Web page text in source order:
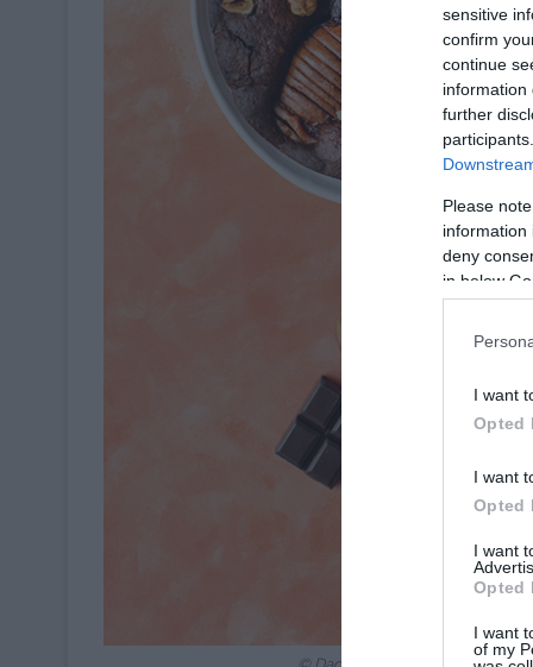
sensitive
confirm
continue
information
further
Please
information
deny
in below
I want
Opted
I want
Opted
I want
Opted
I want
of my
© Daddy | Crédit Photo &